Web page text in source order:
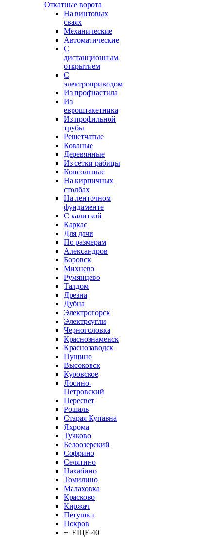
Откатные ворота
На винтовых
сваях
Механические
Автоматические
С
дистанционным
открытием
С
электроприводом
Из профнастила
Из
евроштакетника
Из профильной
трубы
Решетчатые
Кованые
Деревянные
Из сетки рабицы
Консольные
На кирпичных
столбах
На ленточном
фундаменте
С калиткой
Каркас
Для дачи
По размерам
Александров
Боровск
Михнево
Румянцево
Талдом
Дрезна
Дубна
Электрогорск
Электроугли
Черноголовка
Краснознаменск
Краснозаводск
Пущино
Высоковск
Куровское
Лосино-
Петровский
Пересвет
Рошаль
Старая Купавна
Яхрома
Тучково
Белоозерский
Софрино
Селятино
Нахабино
Томилино
Малаховка
Красково
Киржач
Петушки
Покров
+ ЕЩЕ 40